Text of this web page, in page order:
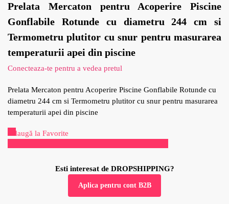
Prelata Mercaton pentru Acoperire Piscine
Gonflabile Rotunde cu diametru 244 cm si
Termometru plutitor cu snur pentru masurarea
temperaturii apei din piscine
Conecteaza-te pentru a vedea pretul
Prelata Mercaton pentru Acoperire Piscine Gonflabile Rotunde cu
diametru 244 cm si Termometru plutitor cu snur pentru masurarea
temperaturii apei din piscine
Adaugă la Favorite
Esti interesat de DROPSHIPPING?
Aplica pentru cont B2B